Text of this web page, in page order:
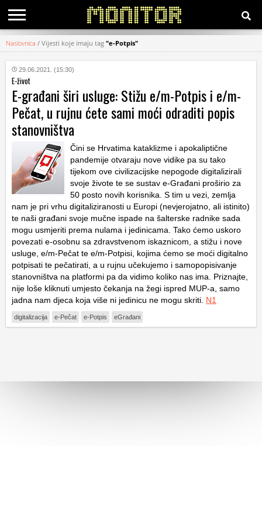
KATEGORIJE
WEB
Naslovnica / Vijesti koje imaju tag "e-Potpis"
29.06.2021. (15:30)
E-život
E-građani širi usluge: Stižu e/m-Potpis i e/m-
Pečat, u rujnu ćete sami moći odraditi popis
stanovništva
Čini se Hrvatima kataklizme i apokaliptične
pandemije otvaraju nove vidike pa su tako
tijekom ove civilizacijske nepogode digitalizirali
svoje živote te se sustav e-Građani proširio za
50 posto novih korisnika. S tim u vezi, zemlja
nam je pri vrhu digitaliziranosti u Europi (nevjerojatno, ali istinito)
te naši građani svoje mučne ispade na šalterske radnike sada
mogu usmjeriti prema nulama i jedinicama. Tako ćemo uskoro
povezati e-osobnu sa zdravstvenom iskaznicom, a stižu i nove
usluge, e/m-Pečat te e/m-Potpisi, kojima ćemo se moći digitalno
potpisati te pečatirati, a u rujnu učekujemo i samopopisivanje
stanovništva na platformi pa da vidimo koliko nas ima. Priznajte,
nije loše kliknuti umjesto čekanja na žegi ispred MUP-a, samo
jadna nam djeca koja više ni jedinicu ne mogu skriti. N1
digitalizacija e-Pečat e-Potpis eGrađani